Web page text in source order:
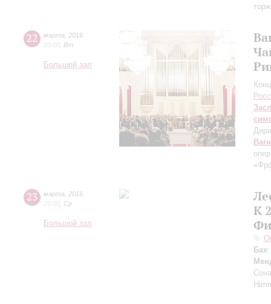
22 марта
2016
20:00 Вт
Большой зал
23 марта
2016
20:00 Ср
Большой зал
К
Бах